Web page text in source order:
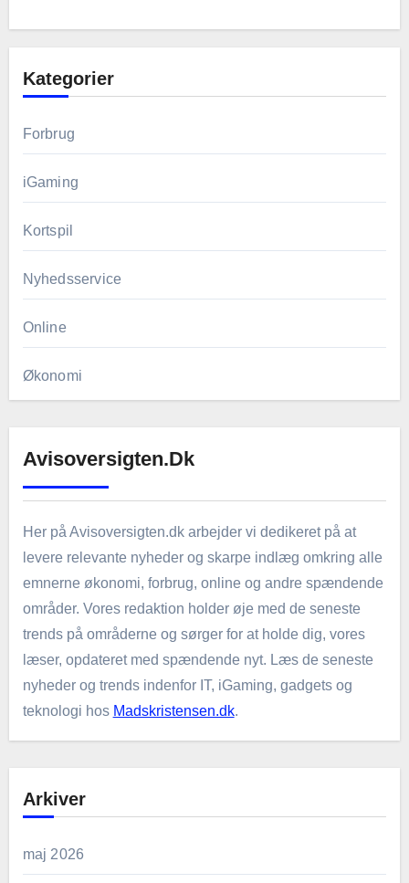
Kategorier
Forbrug
iGaming
Kortspil
Nyhedsservice
Online
Økonomi
Avisoversigten.dk
Her på Avisoversigten.dk arbejder vi dedikeret på at
levere relevante nyheder og skarpe indlæg omkring alle
emnerne økonomi, forbrug, online og andre spændende
områder. Vores redaktion holder øje med de seneste
trends på områderne og sørger for at holde dig, vores
læser, opdateret med spændende nyt. Læs de seneste
nyheder og trends indenfor IT, iGaming, gadgets og
teknologi hos Madskristensen.dk.
Arkiver
maj 2026